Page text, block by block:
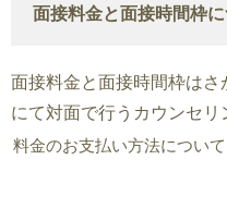
面接料金と面接時間枠
面接料金と面接時間枠は
にて対面で行うカウンセリ
料金のお支払い方法につい